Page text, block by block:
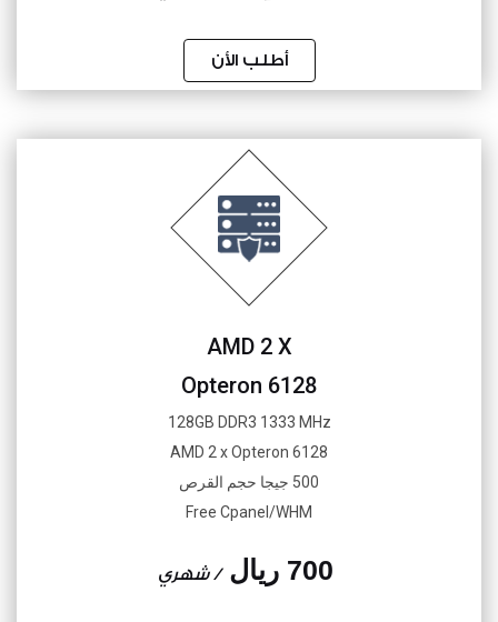
أطلب الأن
AMD 2 X
Opteron 6128
128GB DDR3 1333 MHz
AMD 2 x Opteron 6128
500 جيجا حجم القرص
Free Cpanel/WHM
700 ريال / شهري